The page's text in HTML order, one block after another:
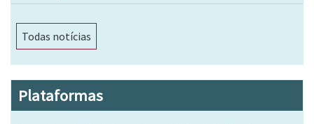
Todas notícias
Plataformas